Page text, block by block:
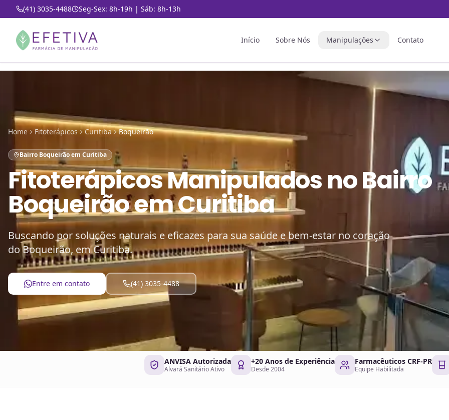
(41) 3035-4488 Seg-Sex: 8h-19h | Sáb: 8h-13h
Início Sobre Nós Manipulações Contato
Home Fitoterápicos Curitiba Boqueirão
Bairro Boqueirão em Curitiba
Fitoterápicos ManipuladosnoBairro
Boqueirão em Curitiba
Buscando por soluções naturais e eficazes para sua saúde e bem-estar no coração
do Boqueirão, em Curitiba.
Entre em contato (41) 3035-4488
ANVISA Autorizada
Alvará Sanitário Ativo
+20 Anos de Experiência
Desde 2004
Farmacêuticos CRF-PR
Equipe Habilitada